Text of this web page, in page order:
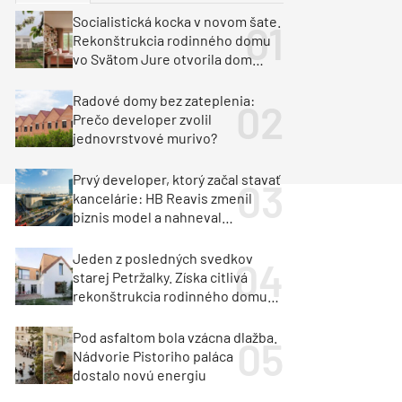
Klimatizácia a vetranie
Milan Murcka
Socialistická kocka v novom šate.
Rekonštrukcia rodinného domu
vo Svätom Jure otvorila dom
Radové domy bez zateplenia:
Prečo developer zvolil
jednovrstvové murivo?
Prvý developer, ktorý začal stavať
kancelárie: HB Reavis zmenil
biznis model a nahneval
Jeden z posledných svedkov
starej Petržalky. Získa citlivá
rekonštrukcia rodinného domu
Pod asfaltom bola vzácna dlažba.
Nádvorie Pistoriho paláca
dostalo novú energiu